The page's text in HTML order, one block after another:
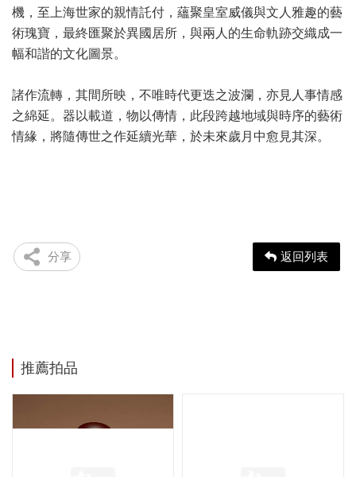
機，至上海世家的親情託付，蘊聚皇室威儀與文人雅趣的藝
術瑰寶，最終匯聚於異國居所，與兩人的生命軌跡交織成一
幅和諧的文化圖景。
諸作流轉，其間所映，不唯時代更迭之波瀾，亦見人事情感
之綿延。器以載道，物以傳情，此段跨越地域與時序的藝術
情緣，將隨傳世之作延續光華，於未來歲月中愈見其深。
分享 返回列表
推薦拍品